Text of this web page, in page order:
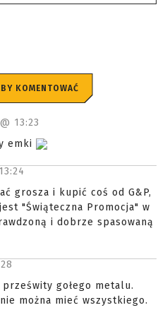
KOMENTOWAĆ
13:23
emki
13:24
grosza i kupić coś od G&P,
"Świąteczna Promocja" w
i dobrze spasowaną
gołego metalu.
można mieć wszystkiego.